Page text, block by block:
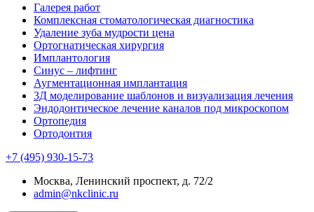
Галерея работ
Комплексная стоматологическая диагностика
Удаление зуба мудрости цена
Ортогнатическая хирургия
Имплантология
Синус – лифтинг
Аугментационная имплантация
3Д моделирование шаблонов и визуализация лечения
Эндодонтическое лечение каналов под микроскопом
Ортопедия
Ортодонтия
+7 (495) 930-15-73
Москва, Ленинский проспект, д. 72/2
admin@nkclinic.ru